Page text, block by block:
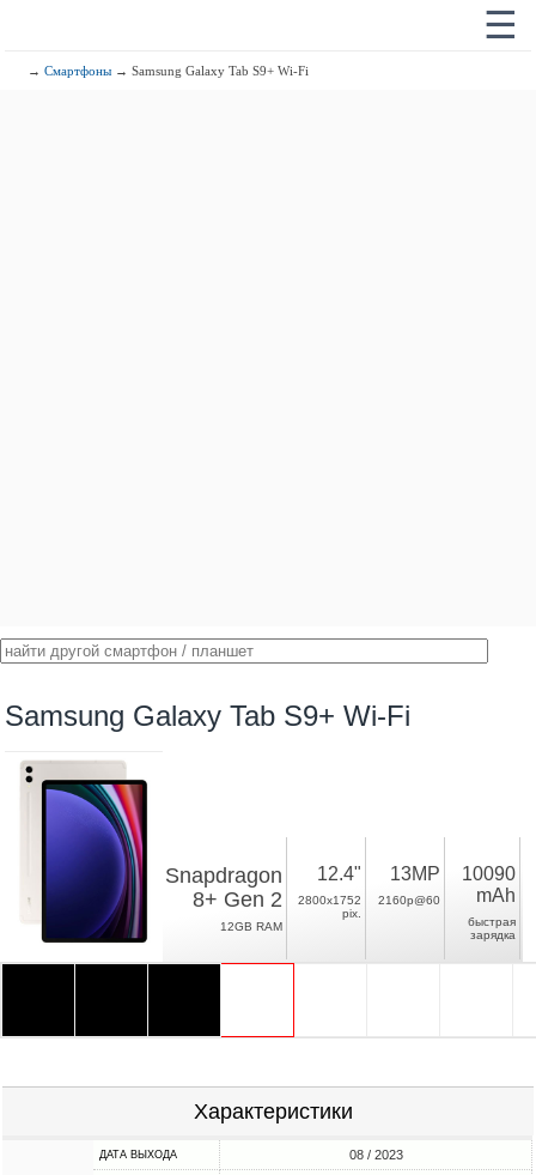
☰
→Смартфоны → Samsung Galaxy Tab S9+ Wi-Fi
Samsung Galaxy Tab S9+ Wi-Fi
Snapdragon
8+ Gen 2
12GB RAM
12.4"
2800x1752
pix.
13MP
2160p@60
10090
mAh
быстрая
зарядка
Характеристики
ДАТА ВЫХОДА 08 / 2023